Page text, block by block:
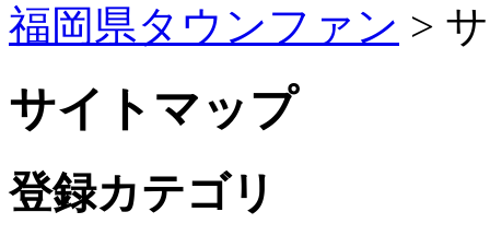
福岡県タウンファン >
サイトマップ
登録カテゴリ